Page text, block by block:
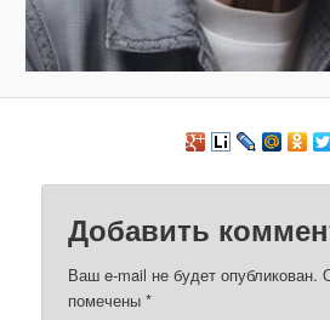
Добавить
Ваш e-mail не будет опубликован.
помечены*